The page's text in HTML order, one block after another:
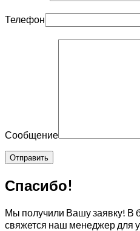
Телефон
Сообщение
Спасибо!
Мы получили Вашу заявку! В
свяжется наш менеджер для